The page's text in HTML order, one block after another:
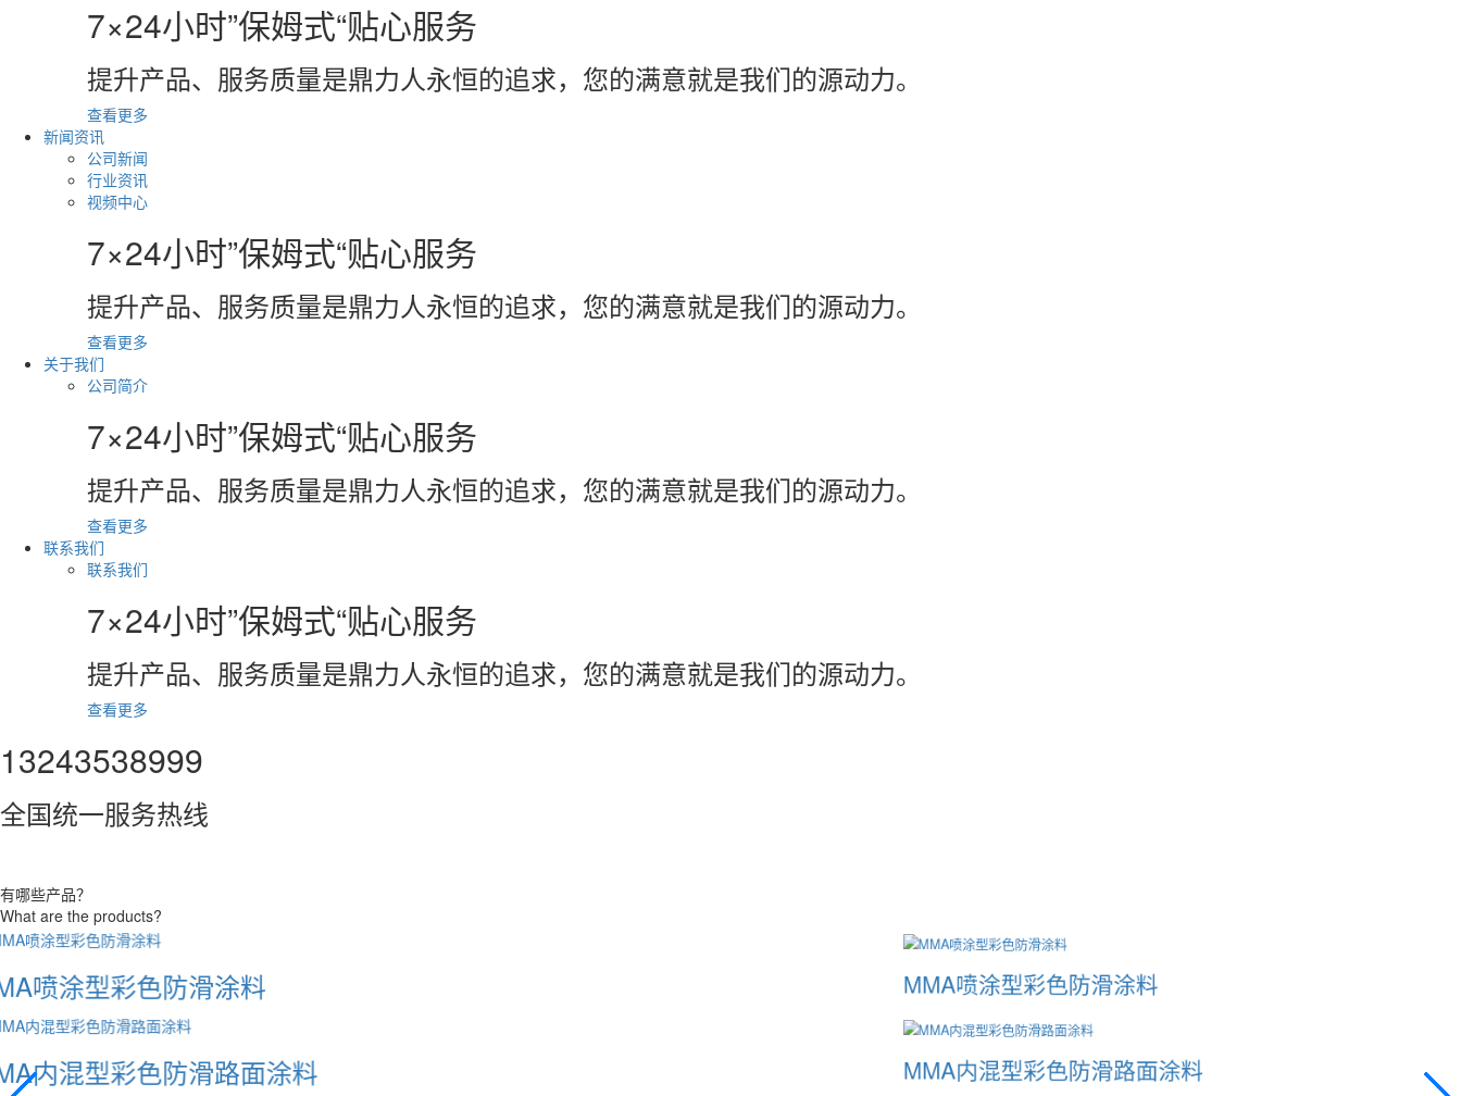
7×24小时”保姆式“贴心服务
提升产品、服务质量是鼎力人永恒的追求，您的满意就是我们的源动力。
查看更多
新闻资讯
公司新闻
行业资讯
视频中心
7×24小时”保姆式“贴心服务
提升产品、服务质量是鼎力人永恒的追求，您的满意就是我们的源动力。
查看更多
关于我们
公司简介
7×24小时”保姆式“贴心服务
提升产品、服务质量是鼎力人永恒的追求，您的满意就是我们的源动力。
查看更多
联系我们
联系我们
7×24小时”保姆式“贴心服务
提升产品、服务质量是鼎力人永恒的追求，您的满意就是我们的源动力。
查看更多
13243538999
全国统一服务热线
有哪些产品？
What are the products?
MMA喷涂型彩色防滑涂料
MMA内混型彩色防滑路面涂料